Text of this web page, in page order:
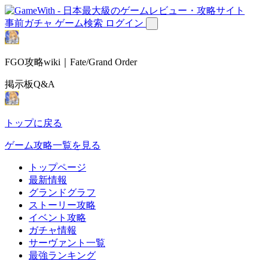
事前ガチャ ゲーム検索 ログイン
FGO攻略wiki｜Fate/Grand Order
掲示板Q&A
トップに戻る
ゲーム攻略一覧を見る
トップページ
最新情報
グランドグラフ
ストーリー攻略
イベント攻略
ガチャ情報
サーヴァント一覧
最強ランキング